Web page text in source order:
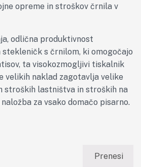
opreme in stroškov črnila v
odlična produktivnost
s črnilom, ki omogočajo
ta visokozmogljivi tiskalnik
velikih naklad zagotavlja velike
stroških lastništva in stroških na
za vsako domačo pisarno.
Prenesi